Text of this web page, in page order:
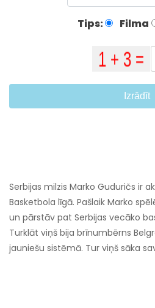
Tips: Filma
Izrādīt
Serbijas milzis Marko Guduričs ir
Basketbola līgā. Pašlaik Marko
un pārstāv pat Serbijas vecāko
Turklāt viņš bija brīnumbērns
jauniešu sistēmā. Tur viņš sāka